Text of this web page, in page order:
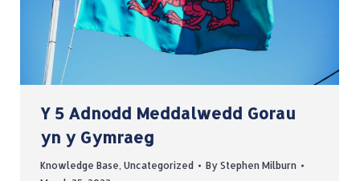
Y 5 Adnodd Meddalwedd Gorau
yn y Gymraeg
Knowledge Base, Uncategorized By Stephen Milburn